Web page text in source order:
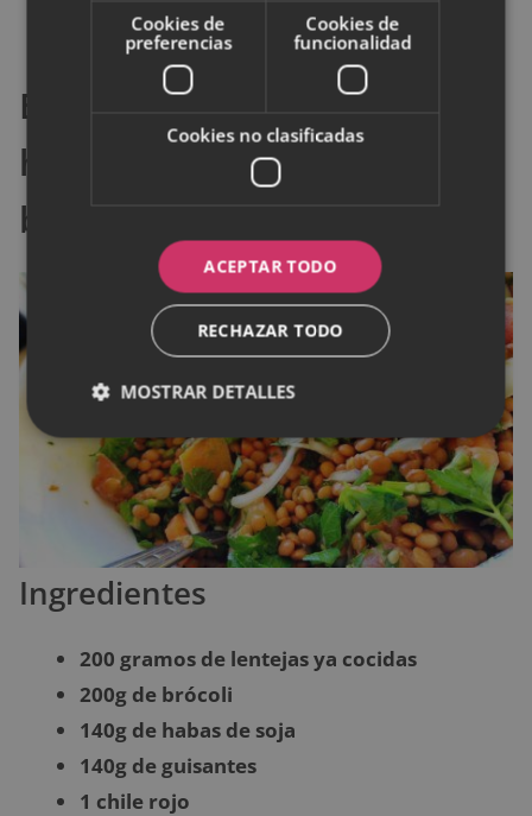
limón.
Ensalada de lentejas con
habas de soja, guisantes y
brócoli
Ingredientes
200 gramos de lentejas ya cocidas
200g de brócoli
140g de habas de soja
140g de guisantes
1 chile rojo
Cookies de
preferencias
Cookies de
funcionalidad
Cookies no clasificadas
ACEPTAR TODO
RECHAZAR TODO
MOSTRAR DETALLES